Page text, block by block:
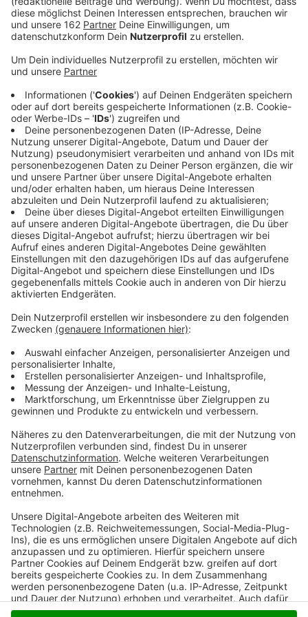
Anzeige
Anzeige
Eine Frau und ein Kleinkind (2) sind gestern bei einem
Autofahrerin war auf der Venloer Straße gefahren, als
sie plötzlich von der Fahrbahn abkam. Etwa auf Höhe
der Autobahnpolizei prallte sie mit ihrem Auto frontal
gegen einen Baum. Sie wurde schwer verletzt, ebenso
das zweijährige Kind im Auto. Bei dem Kleinkind kann
laut Polizei auch eine Lebensgefahr nicht
ausgeschlossen werden.
Anzeige
Venloer Straße war länger gesperrt
Anzeige
Beide kamen nach dem Unfall ins Krankenhaus. Für die
Unfallaufnahme wurde die Venloer Straße über
mehrere Stunden komplett gesperrt. Die Polizei hat
der Verkehr umgeleitet. Unterstützend kam auch ein
Unfallaufnahmeteam aus Kleve nach Moers.
Anzeige
Anzeige